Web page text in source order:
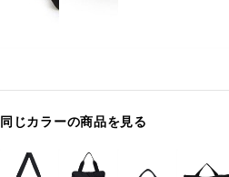
同じカラーの商品を見る